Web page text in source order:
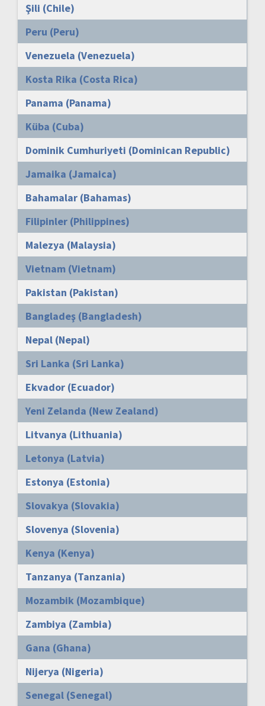
Şili (Chile)
Peru (Peru)
Venezuela (Venezuela)
Kosta Rika (Costa Rica)
Panama (Panama)
Küba (Cuba)
Dominik Cumhuriyeti (Dominican Republic)
Jamaika (Jamaica)
Bahamalar (Bahamas)
Filipinler (Philippines)
Malezya (Malaysia)
Vietnam (Vietnam)
Pakistan (Pakistan)
Bangladeş (Bangladesh)
Nepal (Nepal)
Sri Lanka (Sri Lanka)
Ekvador (Ecuador)
Yeni Zelanda (New Zealand)
Litvanya (Lithuania)
Letonya (Latvia)
Estonya (Estonia)
Slovakya (Slovakia)
Slovenya (Slovenia)
Kenya (Kenya)
Tanzanya (Tanzania)
Mozambik (Mozambique)
Zambiya (Zambia)
Gana (Ghana)
Nijerya (Nigeria)
Senegal (Senegal)